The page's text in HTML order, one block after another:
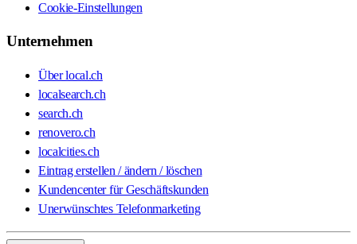
Cookie-Einstellungen
Unternehmen
Über local.ch
localsearch.ch
search.ch
renovero.ch
localcities.ch
Eintrag erstellen / ändern / löschen
Kundencenter für Geschäftskunden
Unerwünschtes Telefonmarketing